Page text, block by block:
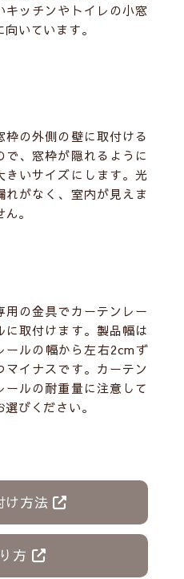
キッチンやトイレの小窓
向いています。
枠の外側の壁に取付ける
で、窓枠が隠れるように
きいサイズにします。光
れがなく、室内が見えま
ん。
用の金具でカーテンレー
に取付けます。製品幅は
ールの幅から左右2cmず
マイナスです。カーテン
ールの耐重量に注意して
選びください。
け方法
方